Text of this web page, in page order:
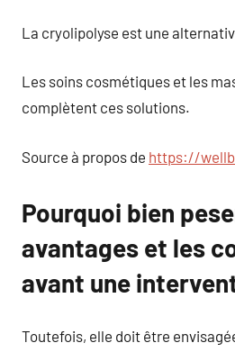
La cryolipolyse est une
Les soins cosmétiques et les
complètent ces solutions.
Source à propos de https://
Pourquoi bien
avantages et les
avant une
Toutefois, elle doit être